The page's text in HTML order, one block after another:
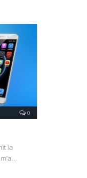
0
la